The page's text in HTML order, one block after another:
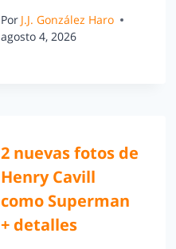
Por J.J. González Haro
agosto 4, 2026
2 nuevas fotos de
Henry Cavill
como Superman
+ detalles